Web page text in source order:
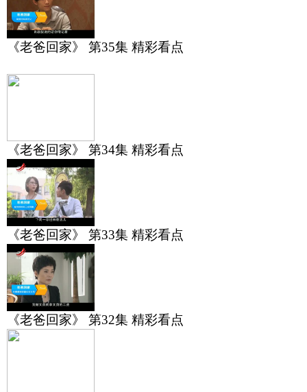
《老爸回家》 第35集 精彩看点
《老爸回家》 第34集 精彩看点
《老爸回家》 第33集 精彩看点
《老爸回家》 第32集 精彩看点